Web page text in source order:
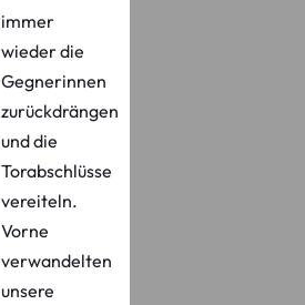
immer
wieder die
Gegnerinnen
zurückdrängen
und die
Torabschlüsse
vereiteln.
Vorne
verwandelten
unsere